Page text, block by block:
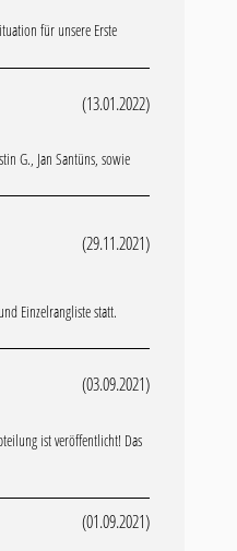
für unsere Erste
(13.01.2022)
G., Jan Santüns, sowie
(29.11.2021)
Einzelrangliste statt.
(03.09.2021)
ist veröffentlicht! Das
(01.09.2021)